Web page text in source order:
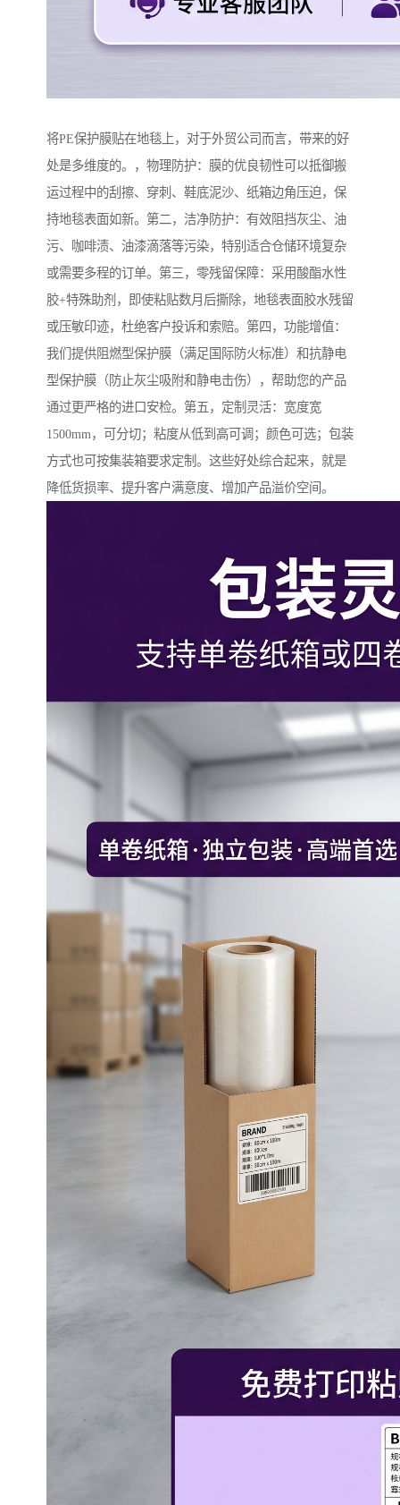
将PE保护膜贴在地毯上，对于外贸公司而言，带来的好
处是多维度的。，物理防护：膜的优良韧性可以抵御搬
运过程中的刮擦、穿刺、鞋底泥沙、纸箱边角压迫，保
持地毯表面如新。第二，洁净防护：有效阻挡灰尘、油
污、咖啡渍、油漆滴落等污染，特别适合仓储环境复杂
或需要多程的订单。第三，零残留保障：采用酸酯水性
胶+特殊助剂，即使粘贴数月后撕除，地毯表面胶水残留
或压敏印迹，杜绝客户投诉和索赔。第四，功能增值：
我们提供阻燃型保护膜（满足国际防火标准）和抗静电
型保护膜（防止灰尘吸附和静电击伤），帮助您的产品
通过更严格的进口安检。第五，定制灵活：宽度宽
1500mm，可分切；粘度从低到高可调；颜色可选；包装
方式也可按集装箱要求定制。这些好处综合起来，就是
降低货损率、提升客户满意度、增加产品溢价空间。